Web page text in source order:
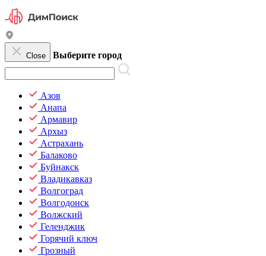
Close Выберите город
Азов
Анапа
Армавир
Архыз
Астрахань
Балаково
Буйнакск
Владикавказ
Волгоград
Волгодонск
Волжский
Геленджик
Горячий ключ
Грозный